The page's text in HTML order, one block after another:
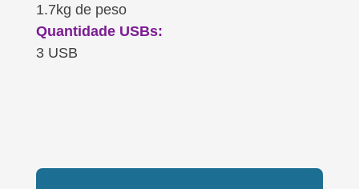
1.7kg de peso
Quantidade USBs:
3 USB